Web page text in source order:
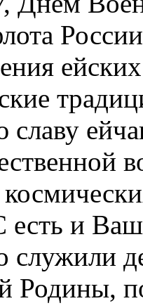
и
служили
Родины,